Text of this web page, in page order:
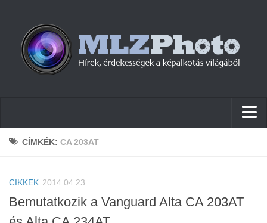
Hírek
Cikkek
Szoftver
CÍMKÉK: CA 203AT
CIKKEK 2014.04.23
Bemutatkozik a Vanguard Alta CA 203AT